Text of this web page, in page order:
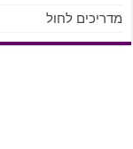
מדריכים לחול